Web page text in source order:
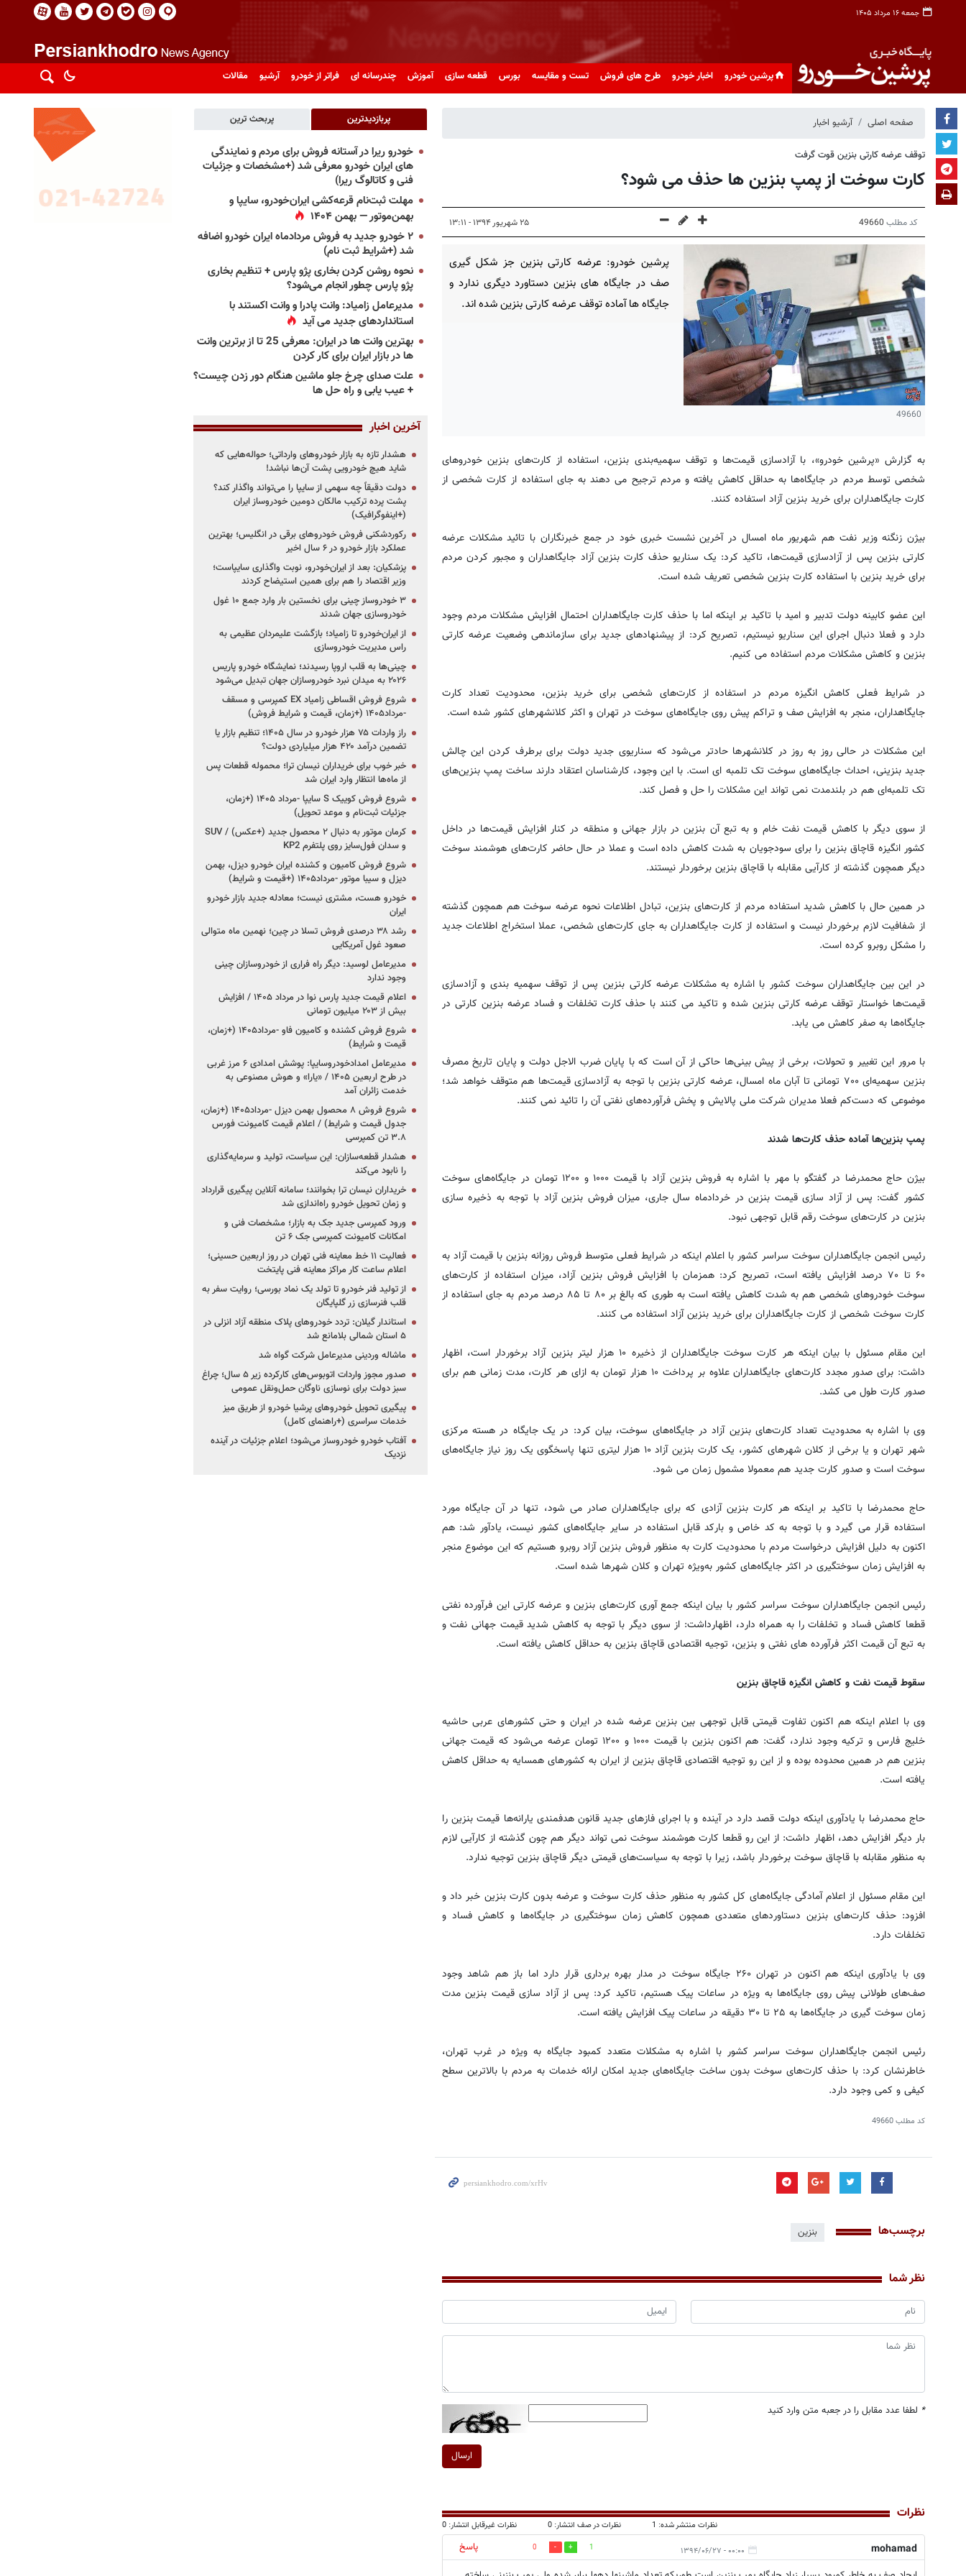
جمعه ۱۶ مرداد ۱۴۰۵
پرشین خودرو اخبار خودرو طرح های فروش تست و مقایسه بورس قطعه سازی آموزش چندرسانه ای فراتر از خودرو آرشیو مقالات
صفحه اصلی آرشیو اخبار
توقف عرضه کارتی بنزین قوت گرفت
کارت سوخت از پمپ بنزین‌ ها حذف می شود؟
کد مطلب 49660 ۲۵ شهریور ۱۳۹۴ - ۱۳:۱۱
49660
پرشین خودرو: عرضه کارتی بنزین جز شکل‌ گیری
صف در جایگاه‌ های بنزین دستاورد دیگری ندارد و
جایگاه ها آماده توقف عرضه کارتی بنزین شده اند.
به گزارش «پرشین خودرو»، با آزادسازی قیمت‌ها و توقف سهمیه‌بندی بنزین، استفاده از کارت‌های بنزین خودروهای
شخصی توسط مردم در جایگاه‌ها به حداقل کاهش یافته و مردم ترجیح می دهند به جای استفاده از کارت شخصی از
کارت جایگاهداران برای خرید بنزین آزاد استفاده کنند.
بیژن زنگنه وزیر نفت هم شهریور ماه امسال در آخرین نشست خبری خود در جمع خبرنگاران با تائید مشکلات عرضه
کارتی بنزین پس از آزادسازی قیمت‌ها، تاکید کرد: یک سناریو حذف کارت بنزین آزاد جایگاهداران و مجبور کردن مردم
برای خرید بنزین با استفاده کارت بنزین شخصی تعریف شده است.
این عضو کابینه دولت تدبیر و امید با تاکید بر اینکه اما با حذف کارت جایگاهداران احتمال افزایش مشکلات مردم وجود
دارد و فعلا دنبال اجرای این سناریو نیستیم، تصریح کرد: از پیشنهادهای جدید برای سازماندهی وضعیت عرضه کارتی
بنزین و کاهش مشکلات مردم استفاده می کنیم.
در شرایط فعلی کاهش انگیزه مردم در استفاده از کارت‌های شخصی برای خرید بنزین، محدودیت تعداد کارت
جایگاهداران، منجر به افزایش صف و تراکم پیش روی جایگاه‌های سوخت در تهران و اکثر کلانشهرهای کشور شده است.
این مشکلات در حالی روز به روز در کلانشهرها حادتر می‌شود که سناریوی جدید دولت برای برطرف کردن این چالش
جدید بنزینی، احداث جایگاه‌های سوخت تک تلمبه ای است. با این وجود، کارشناسان اعتقاد دارند ساخت پمپ بنزین‌های
تک تلمبه‌ای هم در بلندمدت نمی تواند این مشکلات را حل و فصل کند.
از سوی دیگر با کاهش قیمت نفت خام و به تبع آن بنزین در بازار جهانی و منطقه در کنار افزایش قیمت‌ها در داخل
کشور انگیزه قاچاق بنزین را برای سودجویان به شدت کاهش داده است و عملا در حال حاضر کارت‌های هوشمند سوخت
دیگر همچون گذشته از کارآیی مقابله با قاچاق بنزین برخوردار نیستند.
در همین حال با کاهش شدید استفاده مردم از کارت‌های بنزین، تبادل اطلاعات نحوه عرضه سوخت هم همچون گذشته
از شفافیت لازم برخوردار نیست و استفاده از کارت جایگاهداران به جای کارت‌های شخصی، عملا استخراج اطلاعات جدید
را مشکل روبرو کرده است.
در این بین جایگاهداران سوخت کشور با اشاره به مشکلات عرضه کارتی بنزین پس از توقف سهمیه بندی و آزادسازی
قیمت‌ها خواستار توقف عرضه کارتی بنزین شده و تاکید می کنند با حذف کارت تخلفات و فساد عرضه بنزین کارتی در
جایگاه‌ها به صفر کاهش می یابد.
با مرور این تغییر و تحولات، برخی از پیش بینی‌ها حاکی از آن است که با پایان ضرب الاجل دولت و پایان تاریخ مصرف
بنزین سهمیه‌ای ۷۰۰ تومانی تا آبان ماه امسال، عرضه کارتی بنزین با توجه به آزادسازی قیمت‌ها هم متوقف خواهد شد؛
موضوعی که دست‌کم فعلا مدیران شرکت ملی پالایش و پخش فرآورده‌های نفتی آن را تائید نمی کنند.
پمپ بنزین‌ها آماده حذف کارت‌ها شدند
بیژن حاج محمدرضا در گفتگو با مهر با اشاره به فروش بنزین آزاد با قیمت ۱۰۰۰ و ۱۲۰۰ تومان در جایگاه‌های سوخت
کشور گفت: پس از آزاد سازی قیمت بنزین در خردادماه سال جاری، میزان فروش بنزین آزاد با توجه به ذخیره سازی
بنزین در کارت‌های سوخت رقم قابل توجهی نبود.
رئیس انجمن جایگاهداران سوخت سراسر کشور با اعلام اینکه در شرایط فعلی متوسط فروش روزانه بنزین با قیمت آزاد به
۶۰ تا ۷۰ درصد افزایش یافته است، تصریح کرد: همزمان با افزایش فروش بنزین آزاد، میزان استفاده از کارت‌های
سوخت خودروهای شخصی هم به شدت کاهش یافته است به طوری که بالغ بر ۸۰ تا ۸۵ درصد مردم به جای استفاده از
کارت سوخت شخصی از کارت جایگاهداران برای خرید بنزین آزاد استفاده می کنند.
این مقام مسئول با بیان اینکه هر کارت سوخت جایگاهداران از ذخیره ۱۰ هزار لیتر بنزین آزاد برخوردار است، اظهار
داشت: برای صدور مجدد کارت‌های جایگاهداران علاوه بر پرداخت ۱۰ هزار تومان به ازای هر کارت، مدت زمانی هم برای
صدور کارت طول می کشد.
وی با اشاره به محدودیت تعداد کارت‌های بنزین آزاد در جایگاه‌های سوخت، بیان کرد: در یک جایگاه در هسته مرکزی
شهر تهران و یا برخی از کلان شهرهای کشور، یک کارت بنزین آزاد ۱۰ هزار لیتری تنها پاسخگوی یک روز نیاز جایگاه‌های
سوخت است و صدور کارت جدید هم معمولا مشمول زمان می شود.
حاج محمدرضا با تاکید بر اینکه هر کارت بنزین آزادی که برای جایگاهداران صادر می شود، تنها در آن جایگاه مورد
استفاده قرار می گیرد و با توجه به کد خاص و بارکد قابل استفاده در سایر جایگاه‌های کشور نیست، یادآور شد: هم
اکنون به دلیل افزایش درخواست مردم با محدودیت کارت به منظور فروش بنزین آزاد روبرو هستیم که این موضوع منجر
به افزایش زمان سوختگیری در اکثر جایگاه‌های کشور به‌ویژه تهران و کلان شهرها شده است.
رئیس انجمن جایگاهداران سوخت سراسر کشور با بیان اینکه جمع آوری کارت‌های بنزین و عرضه کارتی این فرآورده‌ نفتی
قطعا کاهش فساد و تخلفات را به همراه دارد، اظهارداشت: از سوی دیگر با توجه به کاهش شدید قیمت جهانی نفت و
به تبع آن قیمت اکثر فرآورده های نفتی و بنزین، توجیه اقتصادی قاچاق بنزین به حداقل کاهش یافته است.
سقوط قیمت نفت و کاهش انگیزه قاچاق بنزین
وی با اعلام اینکه هم اکنون تفاوت قیمتی قابل توجهی بین بنزین عرضه شده در ایران و حتی کشورهای عربی حاشیه
خلیج فارس و ترکیه وجود ندارد، گفت: هم اکنون بنزین با قیمت ۱۰۰۰ و ۱۲۰۰ تومان عرضه می‌شود که قیمت جهانی
بنزین هم در همین محدوده بوده و از این رو توجیه اقتصادی قاچاق بنزین از ایران به کشورهای همسایه به حداقل کاهش
یافته است.
حاج محمدرضا با یادآوری اینکه دولت قصد دارد در آینده و با اجرای فازهای جدید قانون هدفمندی یارانه‌ها قیمت بنزین را
بار دیگر افزایش دهد، اظهار داشت: از این رو قطعا کارت هوشمند سوخت نمی تواند دیگر هم چون گذشته از کارآیی لازم
به منظور مقابله با قاچاق سوخت برخوردار باشد، زیرا با توجه به سیاست‌های قیمتی دیگر قاچاق بنزین توجیه ندارد.
این مقام مسئول از اعلام آمادگی جایگاه‌های کل کشور به منظور حذف کارت سوخت و عرضه بدون کارت بنزین خبر داد و
افزود: حذف کارت‌های بنزین دستاوردهای متعددی همچون کاهش زمان سوختگیری در جایگاه‌ها و کاهش فساد و
تخلفات دارد.
وی با یادآوری اینکه هم اکنون در تهران ۲۶۰ جایگاه سوخت در مدار بهره برداری قرار دارد اما باز هم شاهد وجود
صف‌های طولانی پیش روی جایگاه‌ها به ویژه در ساعات پیک هستیم، تاکید کرد: پس از آزاد سازی قیمت بنزین مدت
زمان سوخت گیری در جایگاه‌ها به ۲۵ تا ۳۰ دقیقه در ساعات پیک افزایش یافته است.
رئیس انجمن جایگاهداران سوخت سراسر کشور با اشاره به مشکلات متعدد کمبود جایگاه به ویژه در غرب تهران،
خاطرنشان کرد: با حذف کارت‌های سوخت بدون ساخت جایگاه‌های جدید امکان ارائه خدمات به مردم با بالاترین سطح
کیفی و کمی وجود دارد.
کد مطلب49660
برچسب‌ها بنزین
نظر شما
* لطفا عدد مقابل را در جعبه متن وارد کنید
ارسال
نظرات
نظرات منتشر شده: 1 نظرات در صف انتشار: 0 نظرات غیرقابل انتشار: 0
mohamad ۰۰:۰۰ - ۱۳۹۴/۰۶/۲۷ 1
0
پاسخ
پربازدیدترین پربحث ترین
خودرو ریرا در آستانه فروش برای مردم و نمایندگی
های ایران خودرو معرفی شد (+مشخصات و جزئیات
فنی و کاتالوگ ریرا)
مهلت ثبت‌نام قرعه‌کشی ایران‌خودرو، سایپا و
بهمن‌موتور — بهمن ۱۴۰۴
۲ خودرو جدید به فروش مردادماه ایران خودرو اضافه
شد (+شرایط ثبت نام)
نحوه روشن کردن بخاری پژو پارس + تنظیم بخاری
پژو پارس چطور انجام می‌شود؟
مدیرعامل زامیاد: وانت پادرا و وانت اکستند با
استانداردهای جدید می آید
بهترین وانت ها در ایران: معرفی 25 تا از برترین وانت
ها در بازار ایران برای کار کردن
علت صدای چرخ جلو ماشین هنگام دور زدن چیست؟
+ عیب یابی و راه حل ها
آخرین اخبار
هشدار تازه به بازار خودروهای وارداتی؛ حواله‌هایی که
شاید هیچ خودرویی پشت آن‌ها نباشد!
دولت دقیقاً چه سهمی از سایپا را می‌تواند واگذار کند؟
پشت پرده ترکیب مالکان دومین خودروساز ایران
(+اینفوگرافیک)
رکوردشکنی فروش خودروهای برقی در انگلیس؛ بهترین
عملکرد بازار خودرو در ۶ سال اخیر
پزشکیان: بعد از ایران‌خودرو، نوبت واگذاری سایپاست؛
وزیر اقتصاد را هم برای همین استیضاح کردند
۳ خودروساز چینی برای نخستین بار وارد جمع ۱۰ غول
خودروسازی جهان شدند
از ایران‌خودرو تا زامیاد؛ بازگشت علیمردان عظیمی به
راس مدیریت خودروسازی
چینی‌ها به قلب اروپا رسیدند؛ نمایشگاه خودرو پاریس
۲۰۲۶ به میدان نبرد خودروسازان جهان تبدیل می‌شود
شروع فروش اقساطی زامیاد EX کمپرسی و مسقف
-مرداد۱۴۰۵ (+زمان، قیمت و شرایط فروش)
راز واردات ۷۵ هزار خودرو در سال ۱۴۰۵؛ تنظیم بازار یا
تضمین درآمد ۴۲۰ هزار میلیاردی دولت؟
خبر خوب برای خریداران نیسان ترا؛ محموله قطعات پس
از ماه‌ها انتظار وارد ایران شد
شروع فروش کوییک S سایپا -مرداد ۱۴۰۵ (+زمان،
جزئیات ثبت‌نام و موعد تحویل)
کرمان موتور به دنبال ۲ محصول جدید (+عکس) / SUV
و سدان فول‌سایز روی پلتفرم KP2
شروع فروش کامیون و کشنده ایران خودرو دیزل، بهمن
دیزل و سیبا موتور -مرداد۱۴۰۵ (+قیمت و شرایط)
خودرو هست، مشتری نیست؛ معادله جدید بازار خودرو
ایران
رشد ۳۸ درصدی فروش تسلا در چین؛ نهمین ماه متوالی
صعود غول آمریکایی
مدیرعامل لوسید: دیگر راه فراری از خودروسازان چینی
وجود ندارد
اعلام قیمت جدید پارس نوا در مرداد ۱۴۰۵ / افزایش
بیش از ۲۰۳ میلیون تومانی
شروع فروش کشنده و کامیون فاو -مرداد۱۴۰۵ (+زمان،
قیمت و شرایط)
مدیرعامل امدادخودروسایپا: پوشش امدادی ۶ مرز غربی
در طرح اربعین ۱۴۰۵ / «یارا» و هوش مصنوعی به
خدمت زائران آمد
شروع فروش ۸ محصول بهمن دیزل -مرداد۱۴۰۵ (+زمان،
جدول قیمت و شرایط) / اعلام قیمت کامیونت فورس
۳.۸ تن کمپرسی
هشدار قطعه‌سازان: این سیاست، تولید و سرمایه‌گذاری
را نابود می‌کند
خریداران نیسان ترا بخوانند؛ سامانه آنلاین پیگیری قرارداد
و زمان تحویل خودرو راه‌اندازی شد
ورود کمپرسی جدید جک به بازار؛ مشخصات فنی و
امکانات کامیونت کمپرسی جک ۶ تن
فعالیت ۱۱ خط معاینه فنی تهران در روز اربعین حسینی؛
اعلام ساعت کار مراکز معاینه فنی پایتخت
از تولید فنر خودرو تا تولد یک نماد بورسی؛ روایت سفر به
قلب فنرسازی زر گلپایگان
استاندار گیلان: تردد خودروهای پلاک منطقه آزاد انزلی در
۵ استان شمالی بلامانع شد
ماشاله وردینی مدیرعامل شرکت گواه شد
صدور مجوز واردات اتوبوس‌های کارکرده زیر ۵ سال؛ چراغ
سبز دولت برای نوسازی ناوگان حمل‌ونقل عمومی
پیگیری تحویل خودروهای پرشیا خودرو از طریق میز
خدمات سراسری (+راهنمای کامل)
آفتاب خودرو خودروساز می‌شود؛ اعلام جزئیات در آینده
نزدیک